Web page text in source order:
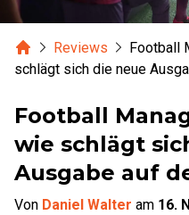
HomeReviews
Football
schlägt sich die neue
Football
wie schlägt
Ausgabe auf
Von Daniel Walter am 16.